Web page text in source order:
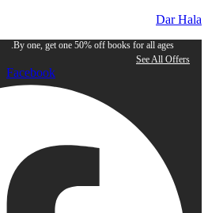
Dar Hala
By one, get one 50% off books for all ages.
See All Offers
Facebook